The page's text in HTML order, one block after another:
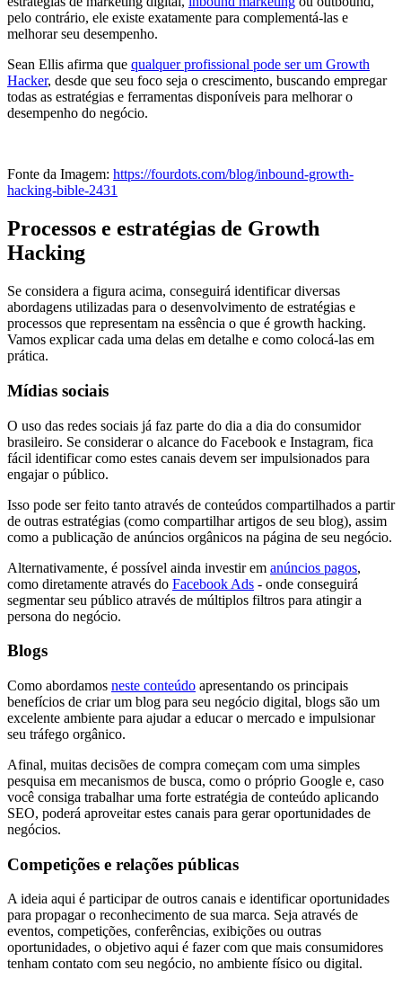
pelo contrário, ele existe exatamente para complementá-las e
melhorar seu desempenho.
Sean Ellis afirma que qualquer profissional pode ser um Growth
Hacker, desde que seu foco seja o crescimento, buscando empregar
todas as estratégias e ferramentas disponíveis para melhorar o
desempenho do negócio.
Fonte da Imagem: https://fourdots.com/blog/inbound-growth-
hacking-bible-2431
Processos e estratégias de Growth
Hacking
Se considera a figura acima, conseguirá identificar diversas
abordagens utilizadas para o desenvolvimento de estratégias e
processos que representam na essência o que é growth hacking.
Vamos explicar cada uma delas em detalhe e como colocá-las em
prática.
Mídias sociais
O uso das redes sociais já faz parte do dia a dia do consumidor
brasileiro. Se considerar o alcance do Facebook e Instagram, fica
fácil identificar como estes canais devem ser impulsionados para
engajar o público.
Isso pode ser feito tanto através de conteúdos compartilhados a partir
de outras estratégias (como compartilhar artigos de seu blog), assim
como a publicação de anúncios orgânicos na página de seu negócio.
Alternativamente, é possível ainda investir em anúncios pagos,
como diretamente através do Facebook Ads - onde conseguirá
segmentar seu público através de múltiplos filtros para atingir a
persona do negócio.
Blogs
Como abordamos neste conteúdo apresentando os principais
benefícios de criar um blog para seu negócio digital, blogs são um
excelente ambiente para ajudar a educar o mercado e impulsionar
seu tráfego orgânico.
Afinal, muitas decisões de compra começam com uma simples
pesquisa em mecanismos de busca, como o próprio Google e, caso
você consiga trabalhar uma forte estratégia de conteúdo aplicando
SEO, poderá aproveitar estes canais para gerar oportunidades de
negócios.
Competições e relações públicas
A ideia aqui é participar de outros canais e identificar oportunidades
para propagar o reconhecimento de sua marca. Seja através de
eventos, competições, conferências, exibições ou outras
oportunidades, o objetivo aqui é fazer com que mais consumidores
tenham contato com seu negócio, no ambiente físico ou digital.